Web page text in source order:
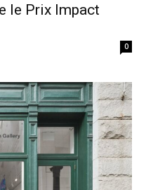
le Prix Impact
0